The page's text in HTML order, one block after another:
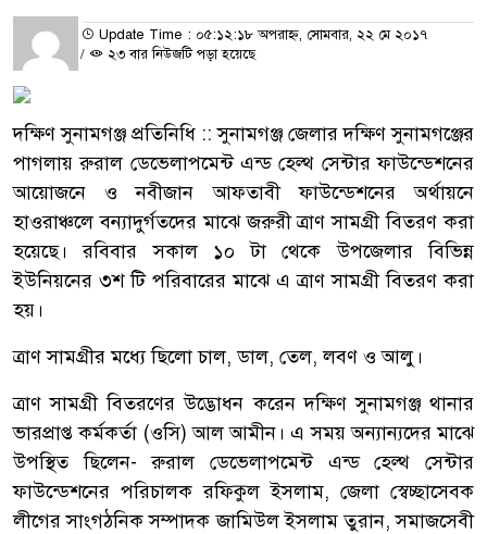
Update Time : ০৫:১২:১৮ অপরাহ্ন, সোমবার, ২২ মে ২০১৭
/
২৩ বার নিউজটি পড়া হয়েছে
দক্ষিণ সুনামগঞ্জ প্রতিনিধি :: সুনামগঞ্জ জেলার দক্ষিণ সুনামগঞ্জের
পাগলায় রুরাল ডেভেলাপমেন্ট এন্ড হেল্থ সেন্টার ফাউন্ডেশনের
আয়োজনে ও নবীজান আফতাবী ফাউন্ডেশনের অর্থায়নে
হাওরাঞ্চলে বন্যাদুর্গতদের মাঝে জরুরী ত্রাণ সামগ্রী বিতরণ করা
হয়েছে। রবিবার সকাল ১০ টা থেকে উপজেলার বিভিন্ন
ইউনিয়নের ৩শ টি পরিবারের মাঝে এ ত্রাণ সামগ্রী বিতরণ করা
হয়।
ত্রাণ সামগ্রীর মধ্যে ছিলো চাল, ডাল, তেল, লবণ ও আলু।
ত্রাণ সামগ্রী বিতরণের উদ্ভোধন করেন দক্ষিণ সুনামগঞ্জ থানার
ভারপ্রাপ্ত কর্মকর্তা (ওসি) আল আমীন। এ সময় অন্যান্যদের মাঝে
উপস্থিত ছিলেন- রুরাল ডেভেলাপমেন্ট এন্ড হেল্থ সেন্টার
ফাউন্ডেশনের পরিচালক রফিকুল ইসলাম, জেলা স্বেচ্ছাসেবক
লীগের সাংগঠনিক সম্পাদক জামিউল ইসলাম তুরান, সমাজসেবী